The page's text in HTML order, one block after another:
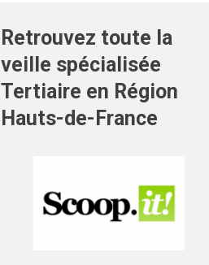
Retrouvez toute la
veille spécialisée
Tertiaire en Région
Hauts-de-France